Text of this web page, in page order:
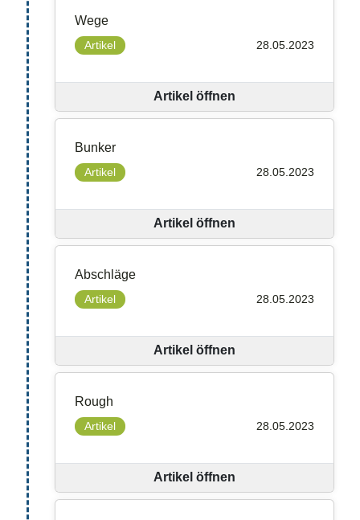
Wege
Artikel 28.05.2023
Artikel öffnen
Bunker
Artikel 28.05.2023
Artikel öffnen
Abschläge
Artikel 28.05.2023
Artikel öffnen
Rough
Artikel 28.05.2023
Artikel öffnen